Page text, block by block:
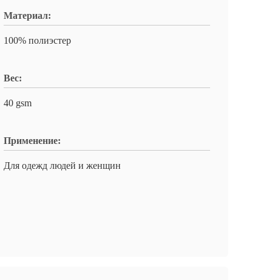
Материал:
100% полиэстер
Вес:
40 gsm
Применение:
Для одежд людей и женщин